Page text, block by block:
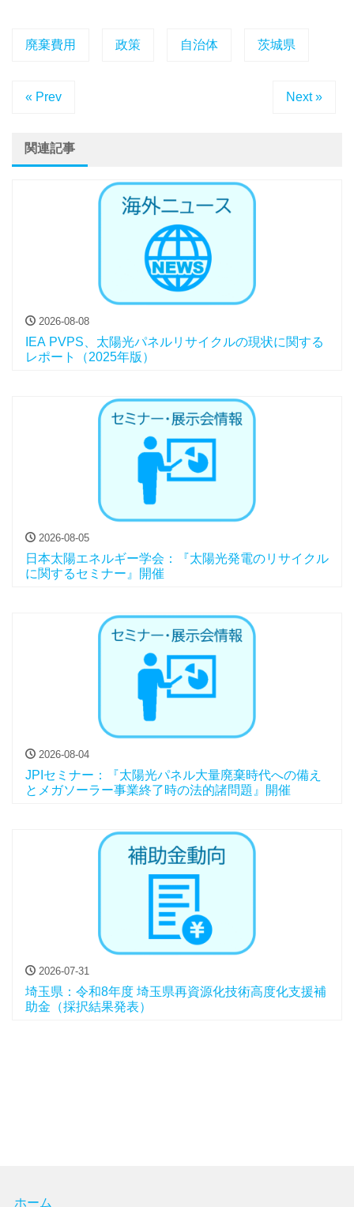
廃棄費用 政策 自治体 茨城県
« Prev Next »
関連記事
2026-08-08
IEA PVPS、太陽光パネルリサイクルの現状に関する
レポート（2025年版）
2026-08-05
日本太陽エネルギー学会：『太陽光発電のリサイクル
に関するセミナー』開催
2026-08-04
JPIセミナー：『太陽光パネル大量廃棄時代への備え
とメガソーラー事業終了時の法的諸問題』開催
2026-07-31
埼玉県：令和8年度 埼玉県再資源化技術高度化支援補
助金（採択結果発表）
ホーム